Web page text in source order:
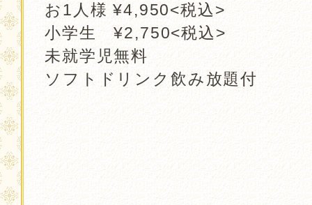
お1人様 ¥4,950<税込>
小学生 ¥2,750<税込>
未就学児無料
ソフトドリンク飲み放題付
．
．